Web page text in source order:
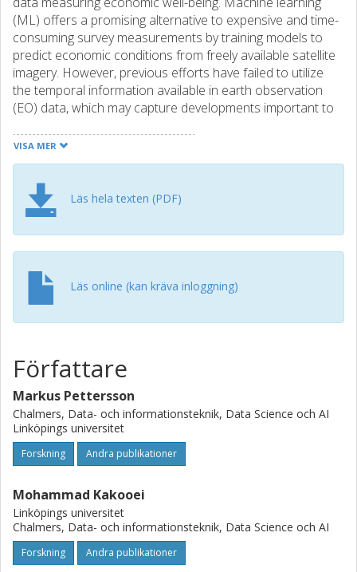
(ML) offers a promising alternative to expensive and time-
consuming survey measurements by training models to
predict economic conditions from freely available satellite
imagery. However, previous efforts have failed to utilize
the temporal information available in earth observation
(EO) data, which may capture developments important to
method for inferring neighborhood-level material-asset
wealth using multi-temporal imagery and recurrent
state-of-the-art models in several aspects of
generalization, explaining 72% of the variance in wealth
across held-out countries and 75% held-out time spans.
Using our geographically and temporally aware models, we
the entire continent of Africa from 1990 to 2019, making
our data product the largest dataset of its kind. We
showcase these results by analyzing which neighborhoods
(SDG) are evaluated.
VISA MER
Läs hela texten (PDF)
Läs online (kan kräva inloggning)
Författare
Markus Pettersson
Chalmers, Data- och informationsteknik, Data Science och AI
Linköpings universitet
Forskning Andra publikationer
Mohammad Kakooei
Linköpings universitet
Chalmers, Data- och informationsteknik, Data Science och AI
Forskning Andra publikationer